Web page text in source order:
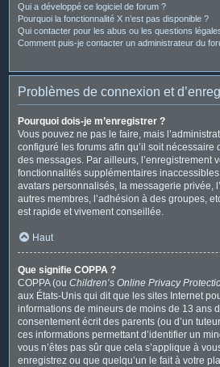
Qui a développé ce logiciel de forum ?
Pourquoi la fonctionnalité X n’est pas disponible ?
Qui contacter pour les abus ou les questions
Comment puis-je contacter un administrateur du
Problèmes de connexion et
Pourquoi dois-je m’enregistrer ?
Vous pouvez ne pas le faire, mais
configuré les forums afin qu’il soit nécessaire
des messages. Par ailleurs, l’enregistrement
fonctionnalités supplémentaires
avatars personnalisés, la messagerie privée,
autres membres, l’adhésion à des groupes,
est rapide et vivement conseillée.
Haut
Que signifie COPPA ?
COPPA (ou Children’s Online Privacy
aux États-Unis qui dit que les sites Internet
informations de mineurs de moins de 13 ans
consentement écrit des parents (ou d’un
ces informations permettant d’identifier un
vous n’êtes pas sûr que cela s’applique à
enregistrez ou que quelqu’un le fait à votre